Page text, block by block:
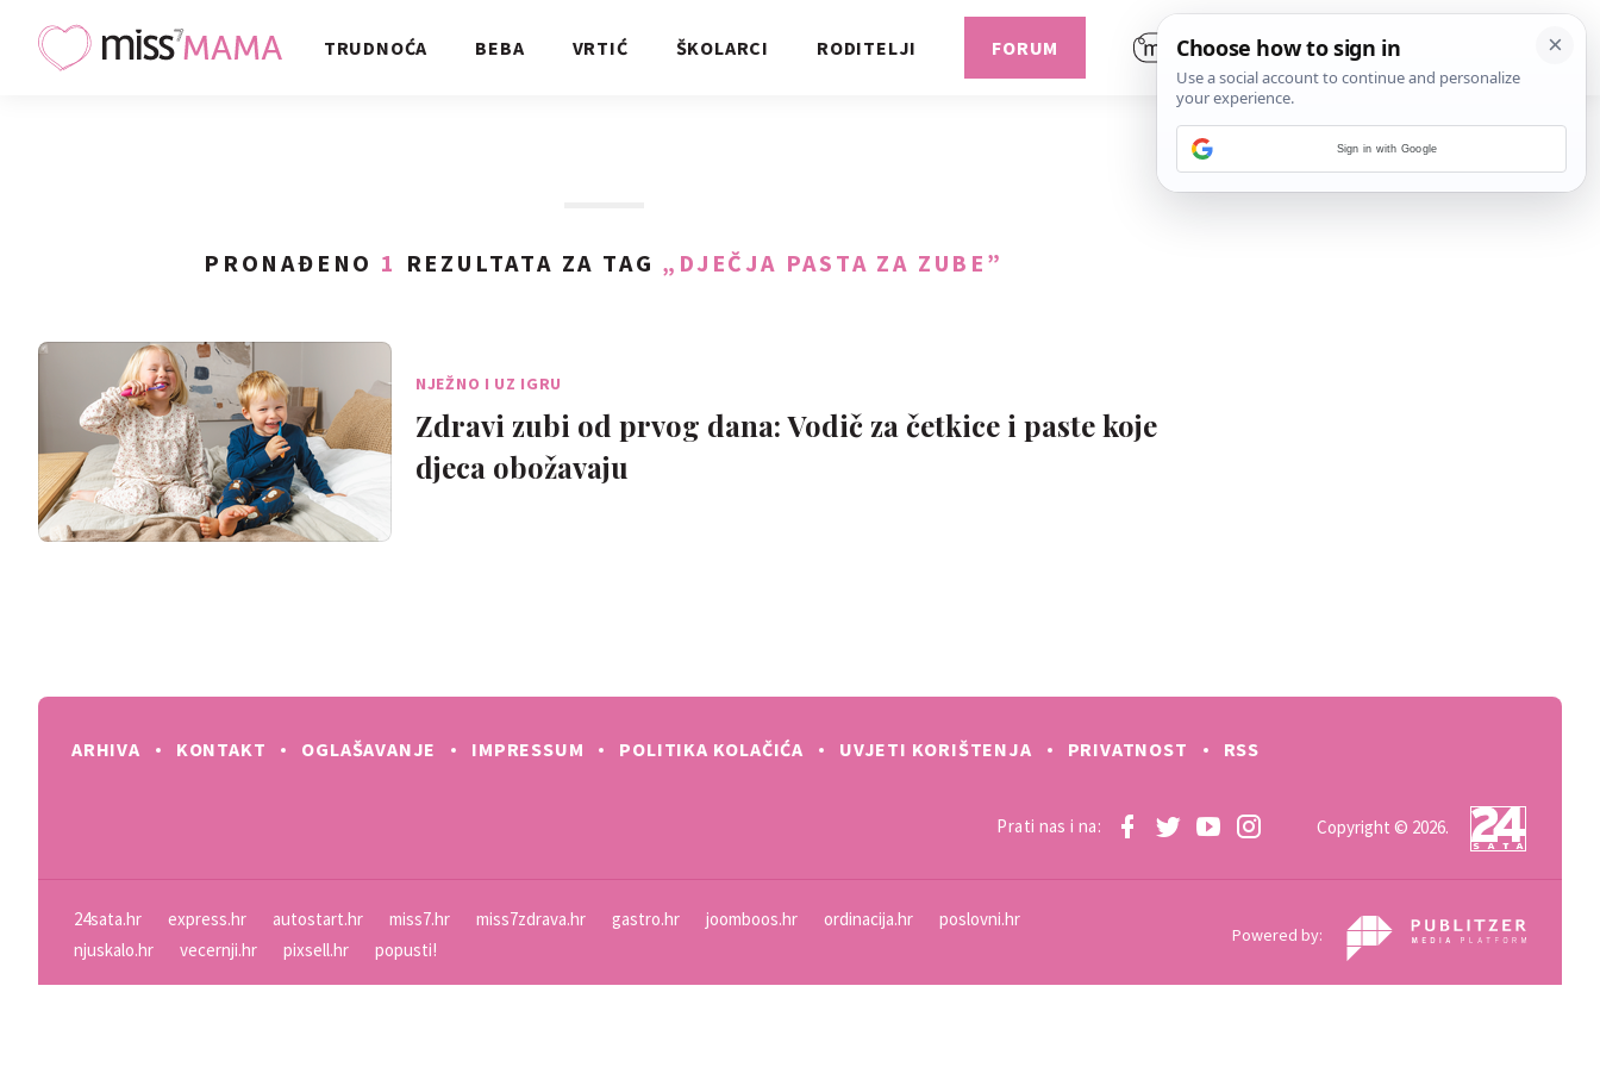
TRUDNOĆA BEBA VRTIĆ ŠKOLARCI RODITELJI FORUM
PRONAĐENO 1 REZULTATA ZA TAG „DJEČJA PASTA ZA ZUBE”
NJEŽNO I UZ IGRU
Zdravi zubi od prvog dana: Vodič za četkice i paste koje
djeca obožavaju
ARHIVA KONTAKT OGLAŠAVANJE IMPRESSUM POLITIKA KOLAČIĆA UVJETI KORIŠTENJA PRIVATNOST RSS
Prati nas i na: Copyright © 2026.
24sata.hr express.hr autostart.hr miss7.hr miss7zdrava.hr gastro.hr joomboos.hr ordinacija.hr
poslovni.hr
njuskalo.hr
vecernji.hr pixsell.hr popusti!
Powered by:
Sign in with Google